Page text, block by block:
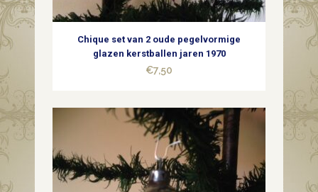
Chique set van 2 oude pegelvormige
glazen kerstballen jaren 1970
€7,50